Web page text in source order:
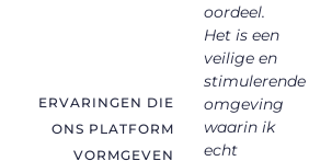
ERVARINGEN DIE
ONS PLATFORM
VORMGEVEN
omgeving
waarin ik
echt
open en
stimulerend.
Het voelde
meteen
vertrouwd,
en ik kreeg
waardevolle